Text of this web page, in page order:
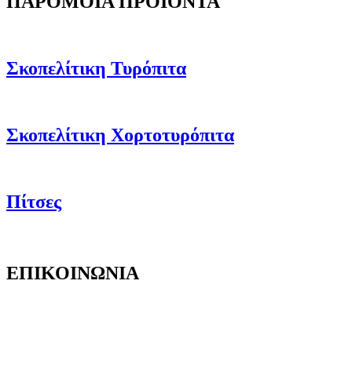
Σκοπελίτικη Τυρόπιτα
Σκοπελίτικη Χορτοτυρόπιτα
Πίτσες
ΕΠΙΚΟΙΝΩΝΙΑ